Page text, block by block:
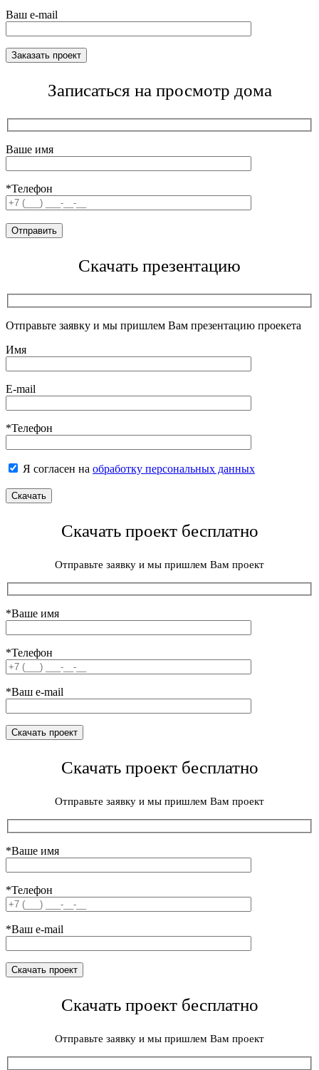
Ваш e-mail
Записаться на просмотр дома
Ваше имя
*Телефон
Скачать презентацию
Отправьте заявку и мы пришлем Вам презентацию проекета
Имя
E-mail
*Телефон
Я согласен на обработку персональных данных
Скачать проект бесплатно
Отправьте заявку и мы пришлем Вам проект
*Ваше имя
*Телефон
*Ваш e-mail
Скачать проект бесплатно
Отправьте заявку и мы пришлем Вам проект
*Ваше имя
*Телефон
*Ваш e-mail
Скачать проект бесплатно
Отправьте заявку и мы пришлем Вам проект